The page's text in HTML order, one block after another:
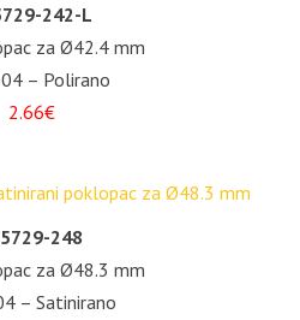
242-L
za Ø42.4 mm
– Polirano
2.66€
248
za Ø48.3 mm
– Satinirano